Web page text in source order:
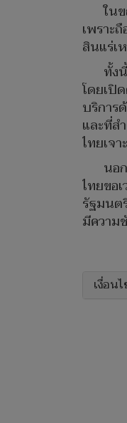
ใน
เพราะ
สินแร่เ
ทั้ง
โดยเปิ
บริการ
และที่ส
ไทยเจ
นอ
ไทยขอ
รัฐมนต
มีความ
เงื่อน